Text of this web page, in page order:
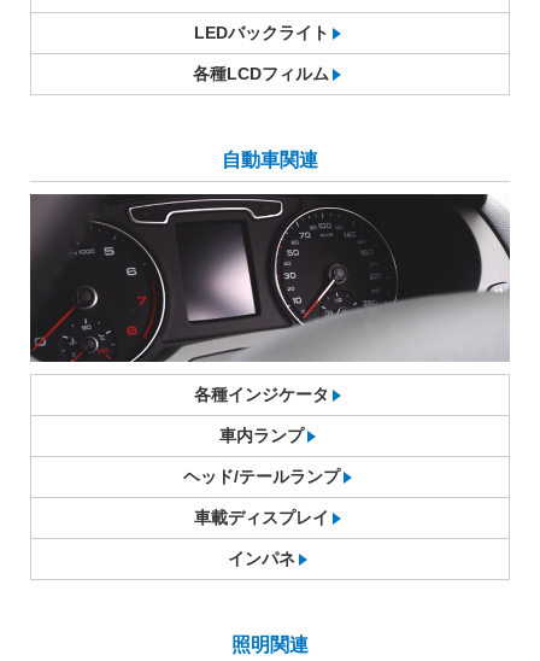
LEDバックライト
各種LCDフィルム
自動車関連
各種インジケータ
車内ランプ
ヘッド/テールランプ
車載ディスプレイ
インパネ
照明関連